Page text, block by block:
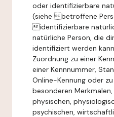
oder identifizierbare
(siehe betroffene
identifizierbare
natürliche Person, die
identifiziert werden
Zuordnung zu einer
einer Kennnummer,
Online-Kennung oder
besonderen
physischen,
psychischen,